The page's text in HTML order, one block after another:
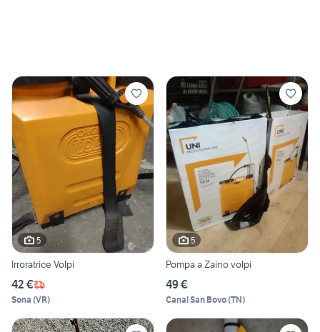
5
Irroratrice Volpi
42 €
Sona (VR)
5
Pompa a Zaino volpi
49 €
Canal San Bovo(TN)